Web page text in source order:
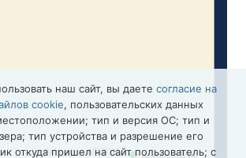
наш сайт, вы даете согласие на
cookie, пользовательских данных
тип и версия ОС; тип и
тип устройства и разрешение его
откуда пришел на сайт пользователь; с